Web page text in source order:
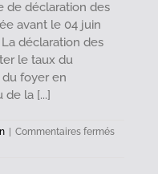
de déclaration des
avant le 04 juin
déclaration des
le taux du
du foyer en
la [...]
Commentaires ferméssur